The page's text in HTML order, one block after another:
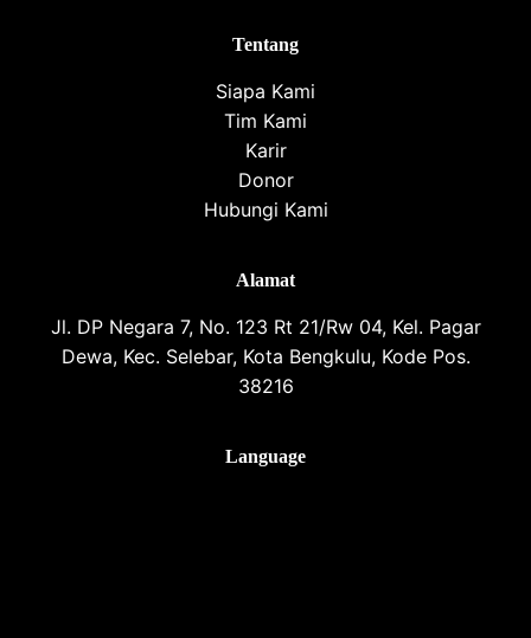
Tentang
Siapa Kami
Tim Kami
Karir
Donor
Hubungi Kami
Alamat
Jl. DP Negara 7, No. 123 Rt 21/Rw 04, Kel. Pagar
Dewa, Kec. Selebar, Kota Bengkulu, Kode Pos.
38216
Language